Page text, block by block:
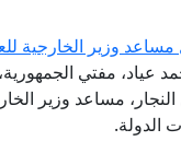
وزير الخارجية
مفتي الجمهورية،
النجار، مساعد وزير
الدولة.